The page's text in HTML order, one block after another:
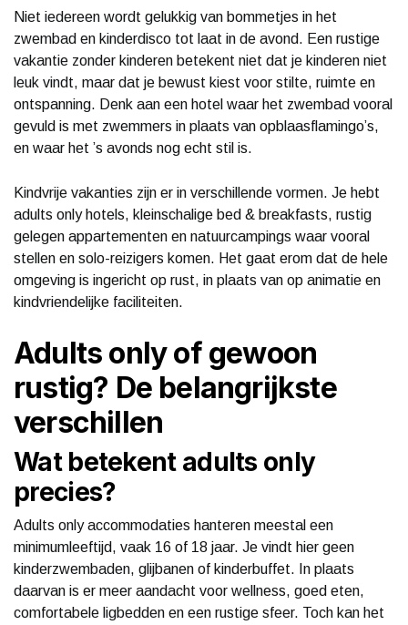
Niet iedereen wordt gelukkig van bommetjes in het
zwembad en kinderdisco tot laat in de avond. Een rustige
vakantie zonder kinderen betekent niet dat je kinderen niet
leuk vindt, maar dat je bewust kiest voor stilte, ruimte en
ontspanning. Denk aan een hotel waar het zwembad vooral
gevuld is met zwemmers in plaats van opblaasflamingo’s,
en waar het ’s avonds nog echt stil is.
Kindvrije vakanties zijn er in verschillende vormen. Je hebt
adults only hotels, kleinschalige bed & breakfasts, rustig
gelegen appartementen en natuurcampings waar vooral
stellen en solo-reizigers komen. Het gaat erom dat de hele
omgeving is ingericht op rust, in plaats van op animatie en
kindvriendelijke faciliteiten.
Adults only of gewoon
rustig? De belangrijkste
verschillen
Wat betekent adults only
precies?
Adults only accommodaties hanteren meestal een
minimumleeftijd, vaak 16 of 18 jaar. Je vindt hier geen
kinderzwembaden, glijbanen of kinderbuffet. In plaats
daarvan is er meer aandacht voor wellness, goed eten,
comfortabele ligbedden en een rustige sfeer. Toch kan het